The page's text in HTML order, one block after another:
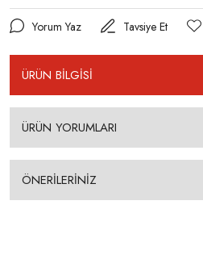
Yorum Yaz Tavsiye Et
ÜRÜN BİLGİSİ
ÜRÜN YORUMLARI
ÖNERİLERİNİZ